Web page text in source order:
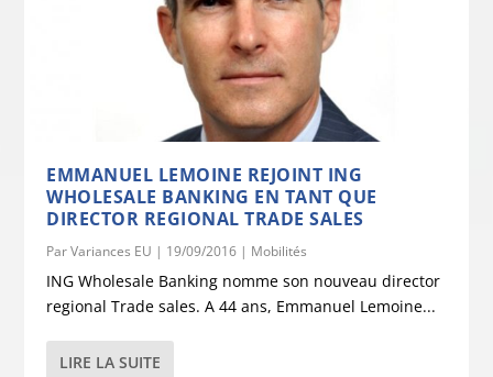
EMMANUEL LEMOINE REJOINT ING
WHOLESALE BANKING EN TANT QUE
DIRECTOR REGIONAL TRADE SALES
ParVariances EU | 19/09/2016 | Mobilités
ING Wholesale Banking nomme son nouveau director
regional Trade sales. A 44 ans, Emmanuel Lemoine...
LIRE LA SUITE